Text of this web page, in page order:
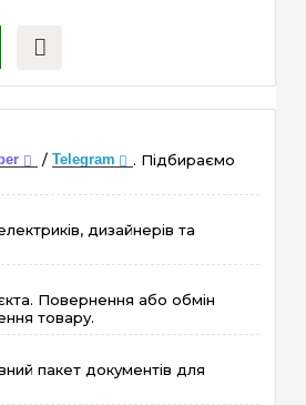
/ Telegram
. Підбираємо
дизайнерів та
Повернення або обмін
товару.
пакет документів для